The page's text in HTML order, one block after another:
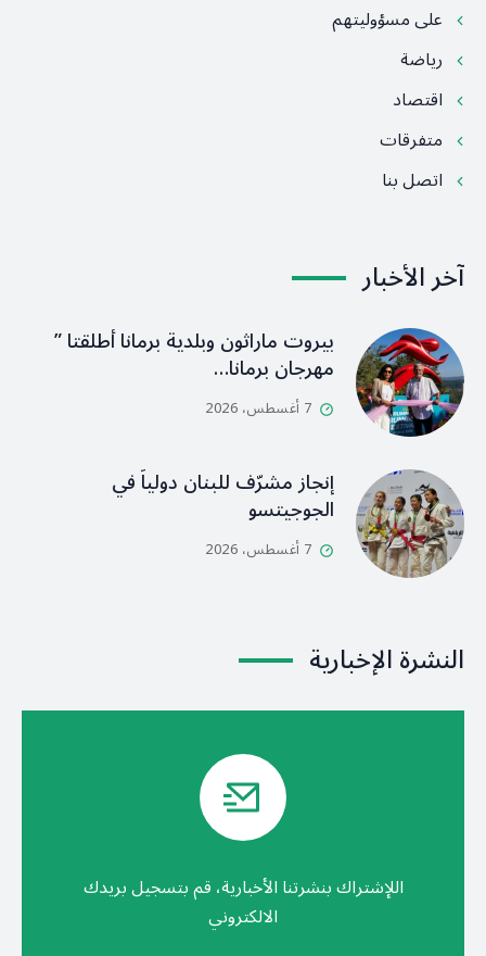
على مسؤوليتهم
رياضة
اقتصاد
متفرقات
اتصل بنا
آخر الأخبار
بيروت ماراثون وبلدية برمانا أطلقتا ”
مهرجان برمانا…
7 أغسطس، 2026
إنجاز مشرّف للبنان دولياً في
الجوجيتسو
7 أغسطس، 2026
النشرة الإخبارية
اللإشتراك بنشرتنا الأخبارية، قم بتسجيل بريدك
الالكتروني